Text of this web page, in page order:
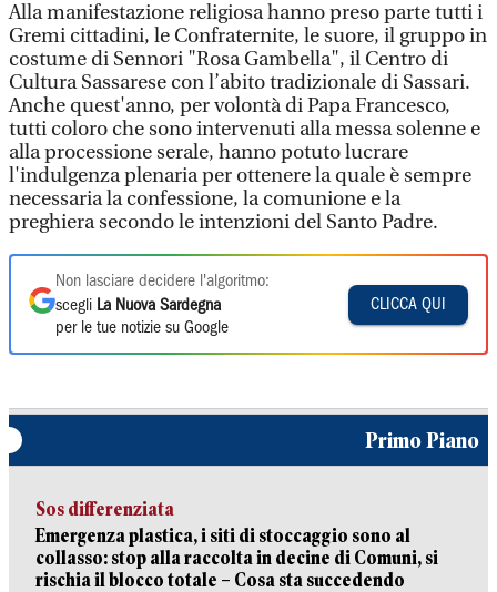
Alla manifestazione religiosa hanno preso parte tutti i
Gremi cittadini, le Confraternite, le suore, il gruppo in
costume di Sennori "Rosa Gambella", il Centro di
Cultura Sassarese con l’abito tradizionale di Sassari.
Anche quest'anno, per volontà di Papa Francesco,
tutti coloro che sono intervenuti alla messa solenne e
alla processione serale, hanno potuto lucrare
l'indulgenza plenaria per ottenere la quale è sempre
necessaria la confessione, la comunione e la
preghiera secondo le intenzioni del Santo Padre.
Non lasciare decidere l'algoritmo:
scegli La Nuova Sardegna
per le tue notizie su Google
CLICCA QUI
Primo Piano
Sos differenziata
Emergenza plastica, i siti di stoccaggio sono al
collasso: stop alla raccolta in decine di Comuni, si
rischia il blocco totale – Cosa sta succedendo